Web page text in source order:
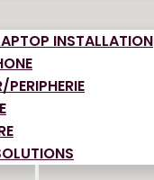
INSTALLATION